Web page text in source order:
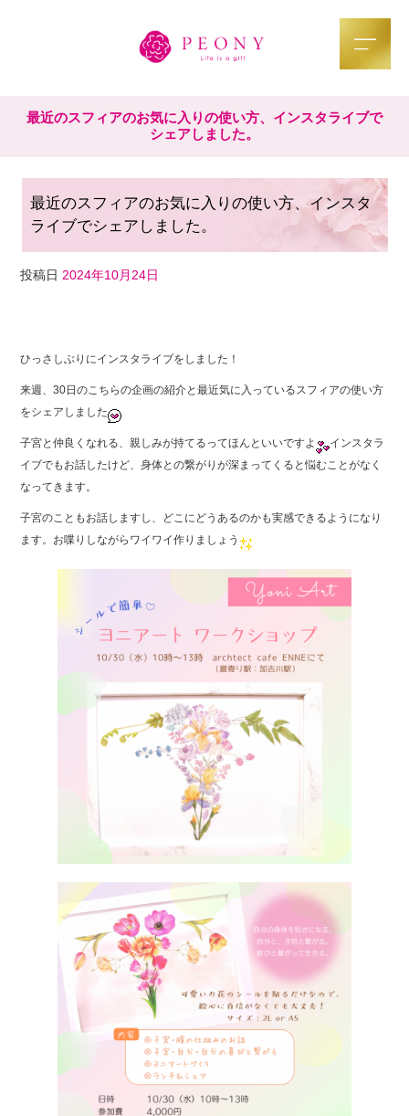
最近のスフィアのお気に入りの使い方、インスタライブで
シェアしました。
最近のスフィアのお気に入りの使い方、インスタ
ライブでシェアしました。
投稿日 2024年10月24日
a
c
e
b
o
o
k
wi
tt
er
n
e
ひっさしぶりにインスタライブをしました！
来週、30日のこちらの企画の紹介と最近気に入っているスフィアの使い方
をシェアしました
子宮と仲良くなれる、親しみが持てるってほんといいですよ
インスタラ
イブでもお話したけど、身体との繋がりが深まってくると悩むことがなく
なってきます。
子宮のこともお話しますし、どこにどうあるのかも実感できるようになり
ます。お喋りしながらワイワイ作りましょう